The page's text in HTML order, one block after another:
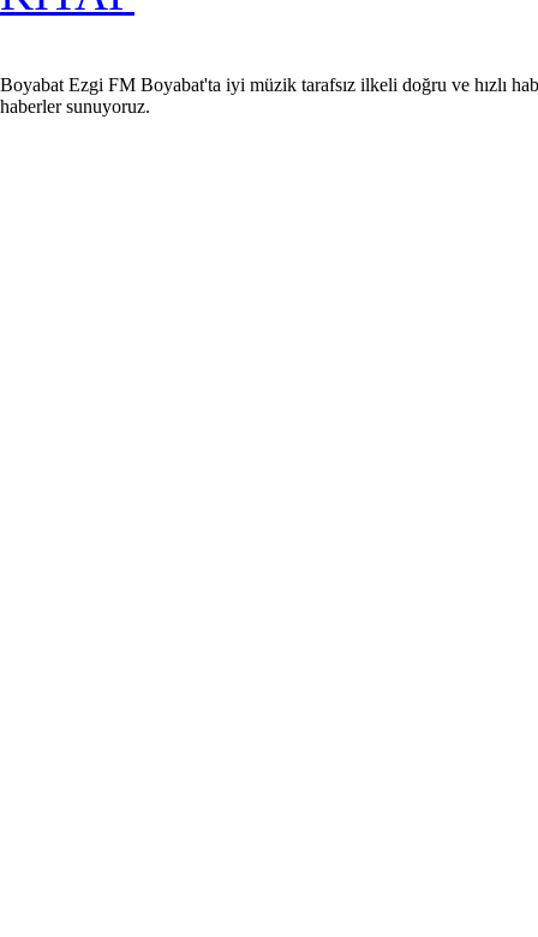
Boyabat Ezgi FM Boyabat'ta iyi müzik tarafsız ilkeli doğru ve hızlı
haberler sunuyoruz.